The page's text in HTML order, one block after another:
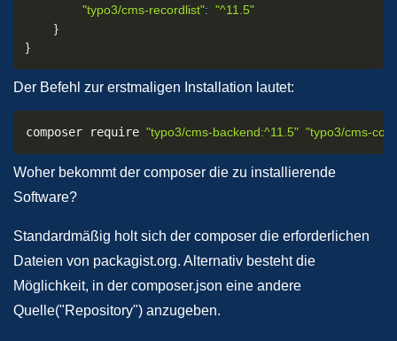
"typo3/cms-recordlist": "^11.5"
}
}
Der Befehl zur erstmaligen Installation lautet:
composer require "typo3/cms-backend:^11.5" "typo3/cms-
Woher bekommt der composer die zu installierende
Software?
Standardmäßig holt sich der composer die erforderlichen
Dateien von packagist.org. Alternativ besteht die
Möglichkeit, in der composer.json eine andere
Quelle("Repository") anzugeben.